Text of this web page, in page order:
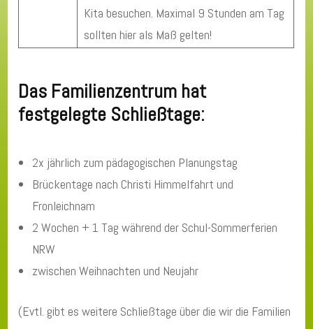
Kita besuchen. Maximal 9 Stunden am Tag
sollten hier als Maß gelten!
Das Familienzentrum hat
festgelegte Schließtage:
2x jährlich zum pädagogischen Planungstag
Brückentage nach Christi Himmelfahrt und
Fronleichnam
2 Wochen + 1 Tag während der Schul-Sommerferien
NRW
zwischen Weihnachten und Neujahr
(Evtl. gibt es weitere Schließtage über die wir die Familien